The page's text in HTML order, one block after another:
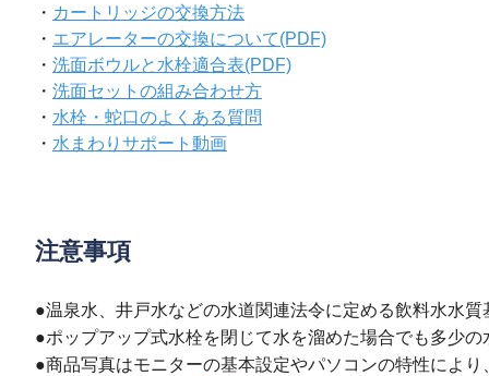
・ カートリッジの交換方法
・ エアレーターの交換について(PDF)
・ 洗面ボウルと水栓適合表(PDF)
・ 洗面セットの組み合わせ方
・ 水栓・蛇口のよくある質問
・ 水まわりサポート動画
注意事項
●温泉水、井戸水などの水道関連法令に定める飲料水水
●ポップアップ式水栓を閉じて水を溜めた場合でも多少
●商品写真はモニターの基本設定やパソコンの特性によ